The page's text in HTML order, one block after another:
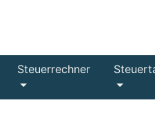
Steuerrechner